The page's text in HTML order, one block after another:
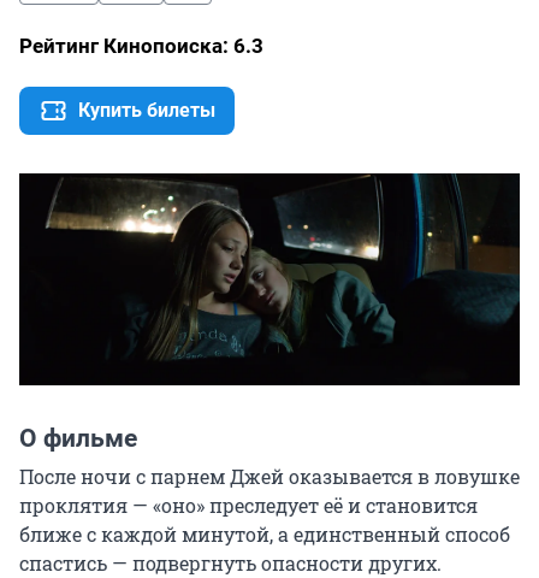
Рейтинг Кинопоиска: 6.3
Купить билеты
О фильме
После ночи с парнем Джей оказывается в ловушке
проклятия — «оно» преследует её и становится
ближе с каждой минутой, а единственный способ
спастись — подвергнуть опасности других.